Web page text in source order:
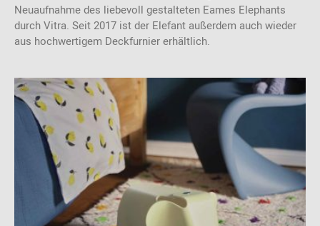
Neuaufnahme des liebevoll gestalteten Eames Elephants
durch Vitra. Seit 2017 ist der Elefant außerdem auch wieder
aus hochwertigem Deckfurnier erhältlich.